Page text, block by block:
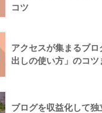
コツ
アクセスが集まるブ
出しの使い方」のコツ
ブログを収益化して